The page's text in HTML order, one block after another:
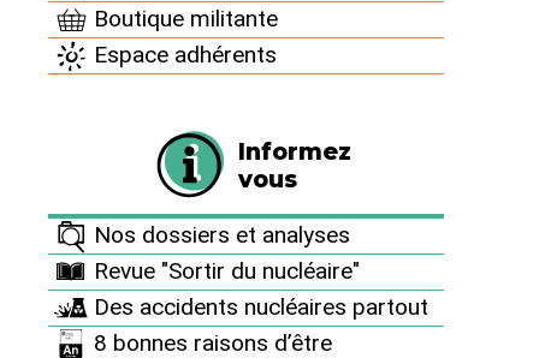
Boutique militante
Espace adhérents
Informez
vous
Nos dossiers et analyses
Revue "Sortir du nucléaire"
Des accidents nucléaires partout
8 bonnes raisons d’être
Eaux (Loir-
et-Cher)
s’est arrêté
situation anormale dans le fonctionnement du
réacteur nucléaire est détectée. Un évènement
qui n’est pas anodin donc. Pourtant, les équipes
d’EDF n’ont pas identifié le problème.
EDF ne l’a pas dit dans son communiqué mais le
système d’injection de sécurité (RIS[1]) s’est
aussi déclenché. Une intervention humaine sur
un tableau électrique d’alimentation de plusieurs